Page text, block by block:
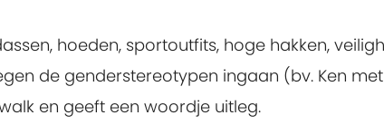
hoeden, sportoutfits, hoge hakken,
de genderstereotypen ingaan (bv. Ken
en geeft een woordje uitleg.